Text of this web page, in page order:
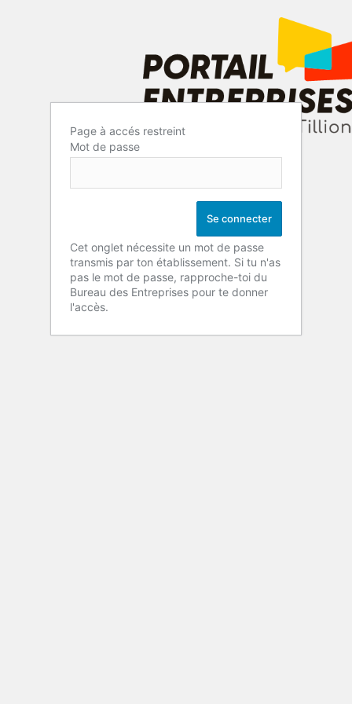
Page à accés restreint
Mot de passe
Cet onglet nécessite un mot de passe
transmis par ton établissement. Si tu n'as
pas le mot de passe, rapproche-toi du
Bureau des Entreprises pour te donner
l'accès.